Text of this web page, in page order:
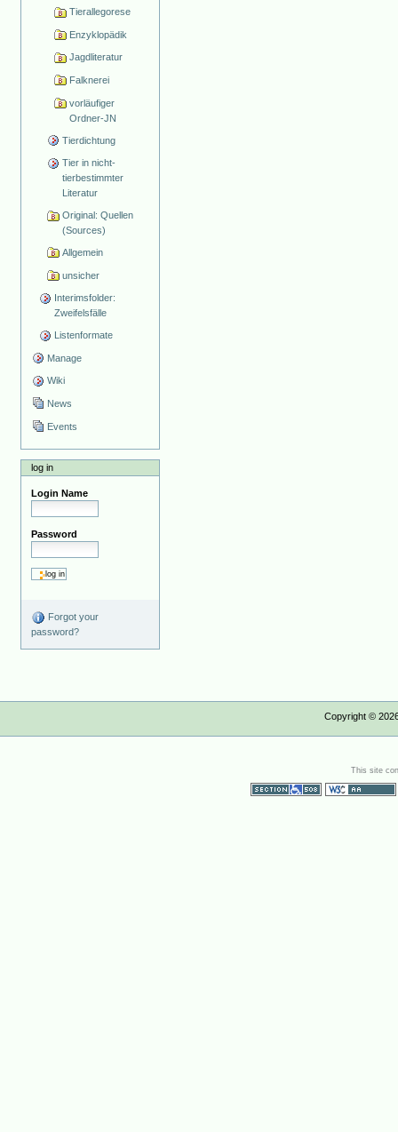
Tierallegorese
Enzyklopädik
Jagdliteratur
Falknerei
vorläufiger
Ordner-JN
Tierdichtung
Tier in nicht-
tierbestimmter
Literatur
Original: Quellen
(Sources)
Allgemein
unsicher
Interimsfolder:
Zweifelsfälle
Listenformate
Manage
Wiki
News
Events
log in
Login Name
Password
Forgot your
password?
Copyright ©
This site